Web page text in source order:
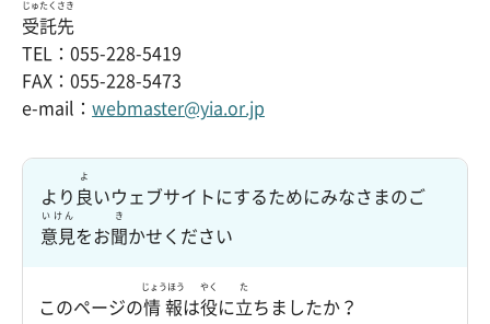
受託
じゅたく
先
さき
TEL：055-228-5419
FAX：055-228-5473
e-mail： webmaster@yia.or.jp
より 良
よ
いウェブサイトにするためにみなさまのご
意見
いけん
をお聞
き
かせください
このページの情報
じょうほう
は役
やく
に立
た
ちましたか？